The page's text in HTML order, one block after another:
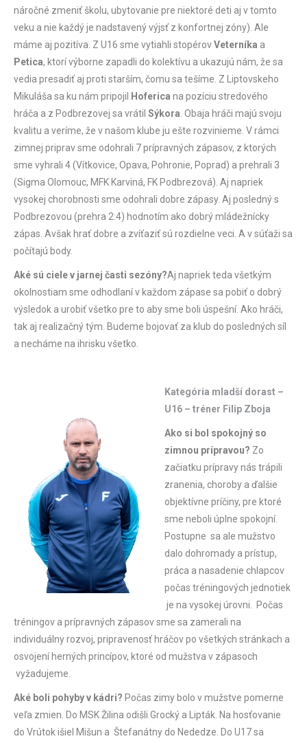
náročné zmeniť školu, ubytovanie pre niektoré deti aj v tomto
veku a nie každý je nadstavený výjsť z konfortnej zóny). Ale
máme aj pozitíva. Z U16 sme vytiahli stopérovVeterníka a
Petica, ktorí výborne zapadli do kolektívu a ukazujú nám, že sa
vedia presadiť aj proti starším, čomu sa tešíme. Z Liptovskeho
Mikuláša sa ku nám pripojil
Hoferica na pozíciu stredového
hráča a z Podbrezovej sa vrátil Sýkora . Obaja hráči majú svoju
kvalitu a veríme, že v našom klube ju ešte rozvinieme. V rámci
zimnej priprav sme odohrali 7 prípravných zápasov, z ktorých
sme vyhrali 4 (Vítkovice, Opava, Pohronie, Poprad) a prehrali 3
(Sigma Olomouc, MFK Karviná, FK Podbrezová). Aj napriek
vysokej chorobnosti sme odohrali dobre zápasy. Aj posledný s
Podbrezovou (prehra 2:4) hodnotím ako dobrý mládežnícky
zápas. Avšak hrať dobre a zvíťaziť sú rozdielne veci. A v súťaži sa
počítajú body.
Aké sú ciele v jarnej časti sezóny?Aj napriek teda všetkým
okolnostiam sme odhodlaní v každom zápase sa pobiť o dobrý
výsledok a urobiť všetko pre to aby sme boli úspešní. Ako hráči,
tak aj realizačný tým. Budeme bojovať za klub do posledných síl
a necháme na ihrisku všetko.
Kategória mladší dorast –
U16 – tréner Filip Zboja
Ako si bol spokojný so
zimnou prípravou? Zo
začiatku prípravy nás trápili
zranenia, choroby a ďalšie
objektívne príčiny, pre ktoré
sme neboli úplne spokojní.
Postupne sa ale mužstvo
dalo dohromady a prístup,
práca a nasadenie chlapcov
počas tréningových jednotiek
je na vysokej úrovni. Počas
tréningov a prípravných zápasov sme sa zamerali na
individuálny rozvoj, pripravenosť hráčov po všetkých stránkach a
osvojení herných princípov, ktoré od mužstva v zápasoch
vyžadujeme.
Aké boli pohyby v kádri? Počas zimy bolo v mužstve pomerne
veľa zmien. Do MSK Žilina odišli Grocký a Lipták. Na hosťovanie
do Vrútok išiel Mišun a Štefanátny do Nededze. Do U17 sa